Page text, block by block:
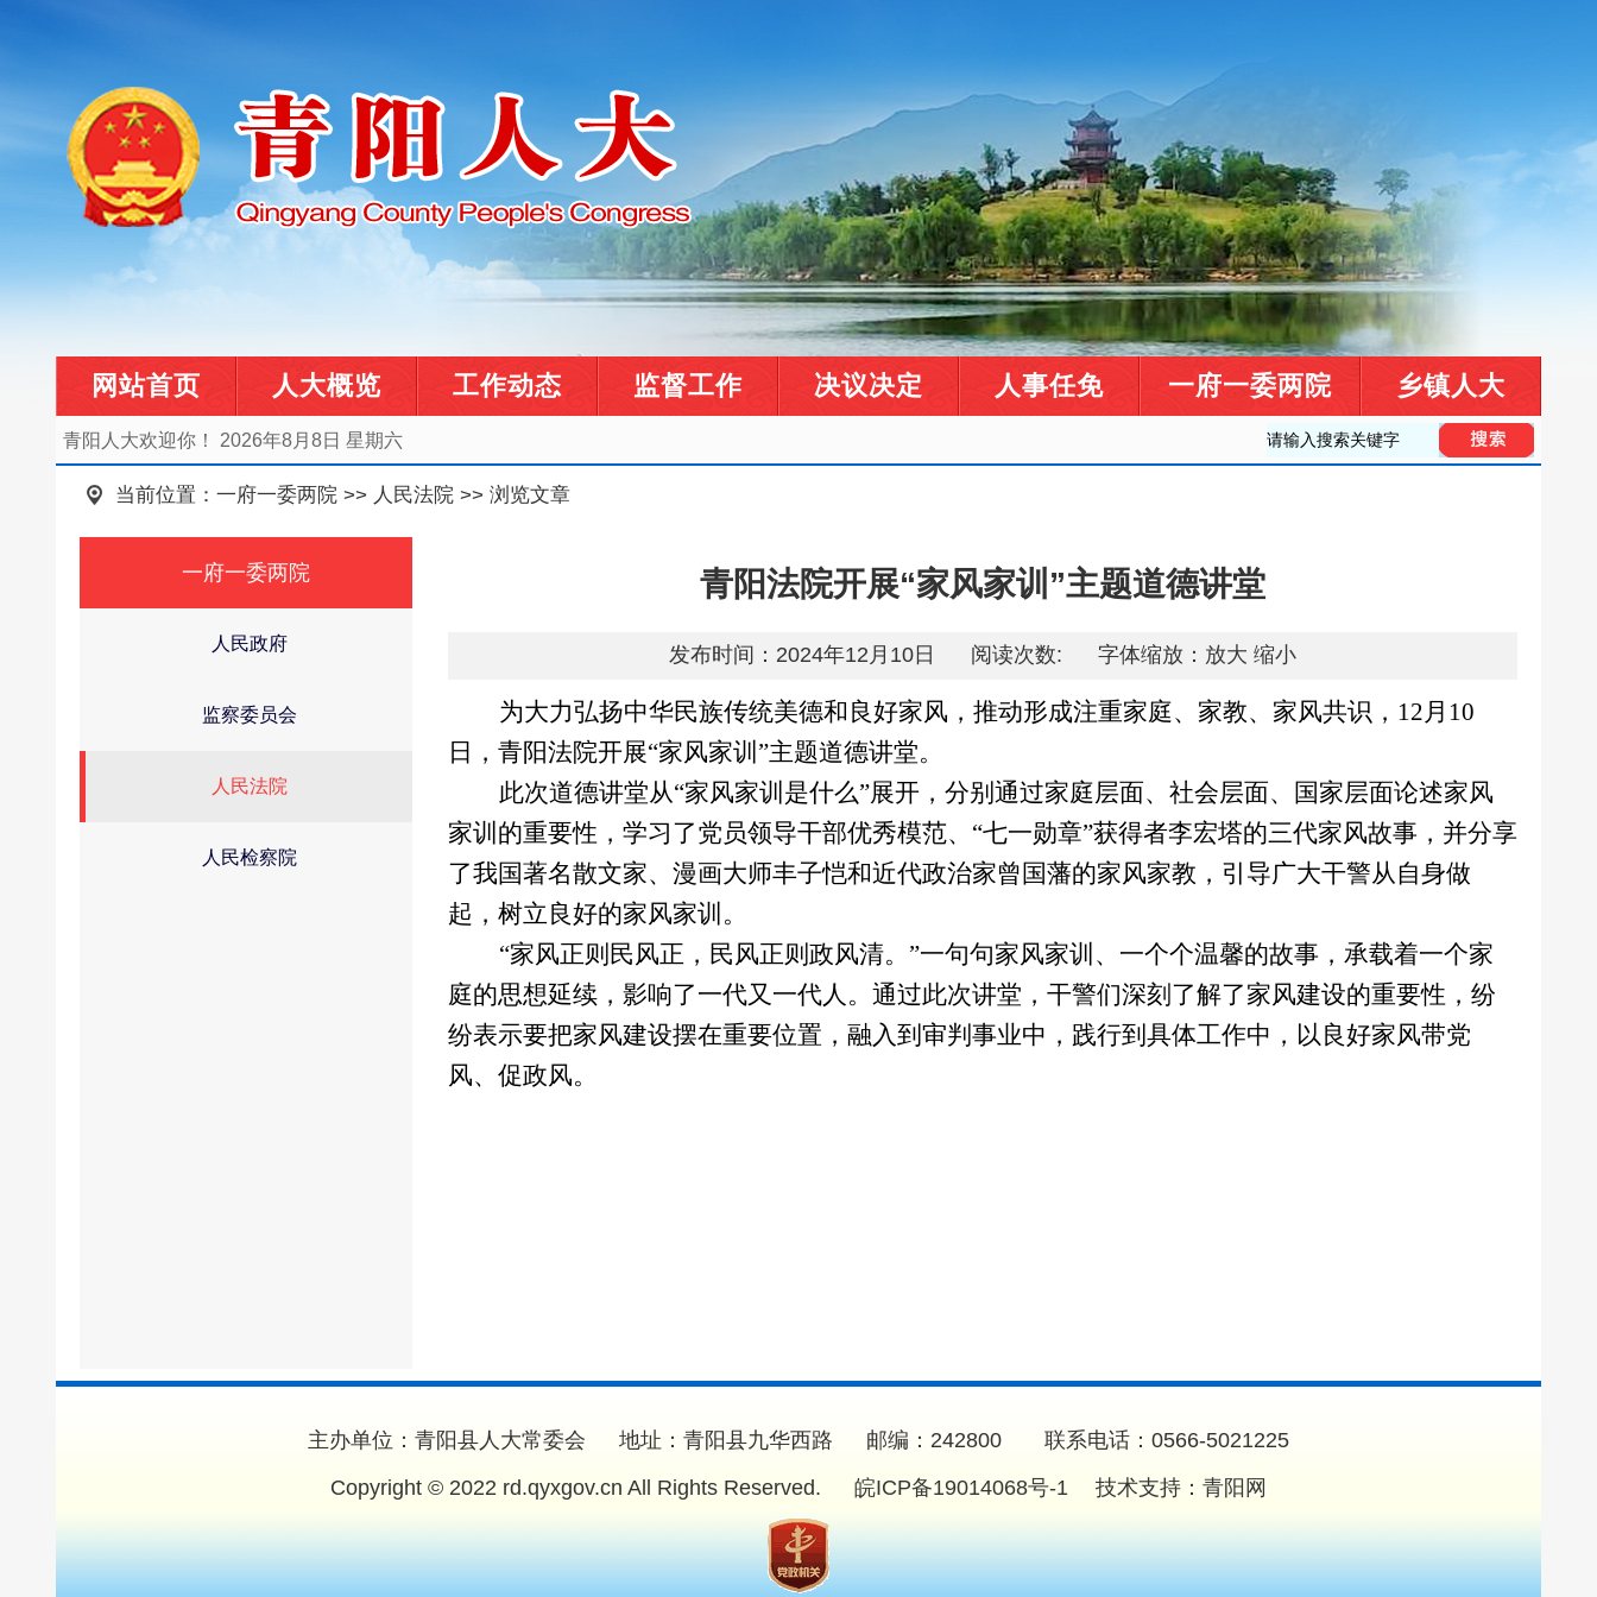
网站首页 人大概览 工作动态 监督工作 决议决定 人事任免 一府一委两院 乡镇人大
青阳人大欢迎你！ 2026年8月8日 星期六
当前位置： 一府一委两院 >> 人民法院 >> 浏览文章
一府一委两院
人民政府
监察委员会
人民法院
人民检察院
青阳法院开展“家风家训”主题道德讲堂
发布时间：2024年12月10日 阅读次数: 字体缩放： 放大 缩小
为大力弘扬中华民族传统美德和良好家风，推动形成注重家庭、家教、家风共识，12月10
日，青阳法院开展“家风家训”主题道德讲堂。
此次道德讲堂从“家风家训是什么”展开，分别通过家庭层面、社会层面、国家层面论述家风
家训的重要性，学习了党员领导干部优秀模范、“七一勋章”获得者李宏塔的三代家风故事，并分享
了我国著名散文家、漫画大师丰子恺和近代政治家曾国藩的家风家教，引导广大干警从自身做
起，树立良好的家风家训。
“家风正则民风正，民风正则政风清。”一句句家风家训、一个个温馨的故事，承载着一个家
庭的思想延续，影响了一代又一代人。通过此次讲堂，干警们深刻了解了家风建设的重要性，纷
纷表示要把家风建设摆在重要位置，融入到审判事业中，践行到具体工作中，以良好家风带党
风、促政风。
主办单位：青阳县人大常委会 地址：青阳县九华西路 邮编：242800 联系电话：0566-5021225
Copyright © 2022 rd.qyxgov.cn All Rights Reserved.
皖ICP备19014068号-1 技术支持： 青阳网